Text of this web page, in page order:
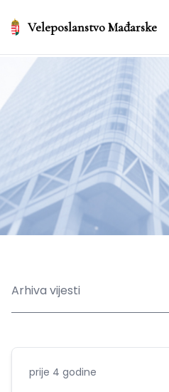
Veleposlanstvo Mađarske
Arhiva vijesti
prije 4 godine